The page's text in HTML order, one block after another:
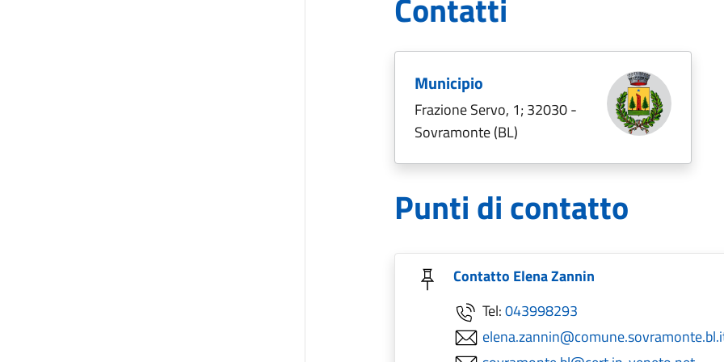
Municipio
Frazione Servo, 1; 32030 -
Sovramonte (BL)
Punti di contatto
Contatto Elena Zannin
Tel:043998293